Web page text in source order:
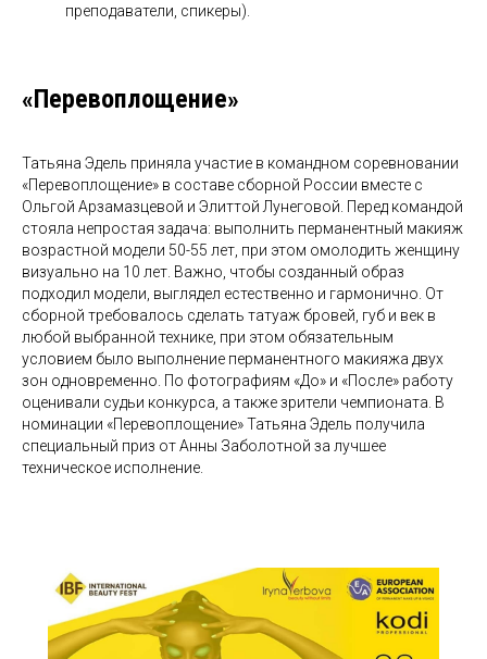
преподаватели, спикеры).
«Перевоплощение»
Татьяна Эдель приняла участие в командном соревновании
«Перевоплощение» в составе сборной России вместе с
Ольгой Арзамазцевой и Элиттой Лунеговой. Перед командой
стояла непростая задача: выполнить перманентный макияж
возрастной модели 50-55 лет, при этом омолодить женщину
визуально на 10 лет. Важно, чтобы созданный образ
подходил модели, выглядел естественно и гармонично. От
сборной требовалось сделать татуаж бровей, губ и век в
любой выбранной технике, при этом обязательным
условием было выполнение перманентного макияжа двух
зон одновременно. По фотографиям «До» и «После» работу
оценивали судьи конкурса, а также зрители чемпионата. В
номинации «Перевоплощение» Татьяна Эдель получила
специальный приз от Анны Заболотной за лучшее
техническое исполнение.